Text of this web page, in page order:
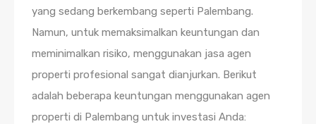
yang sedang berkembang seperti Palembang.
Namun, untuk memaksimalkan keuntungan dan
meminimalkan risiko, menggunakan jasa agen
properti profesional sangat dianjurkan. Berikut
adalah beberapa keuntungan menggunakan agen
properti di Palembang untuk investasi Anda: